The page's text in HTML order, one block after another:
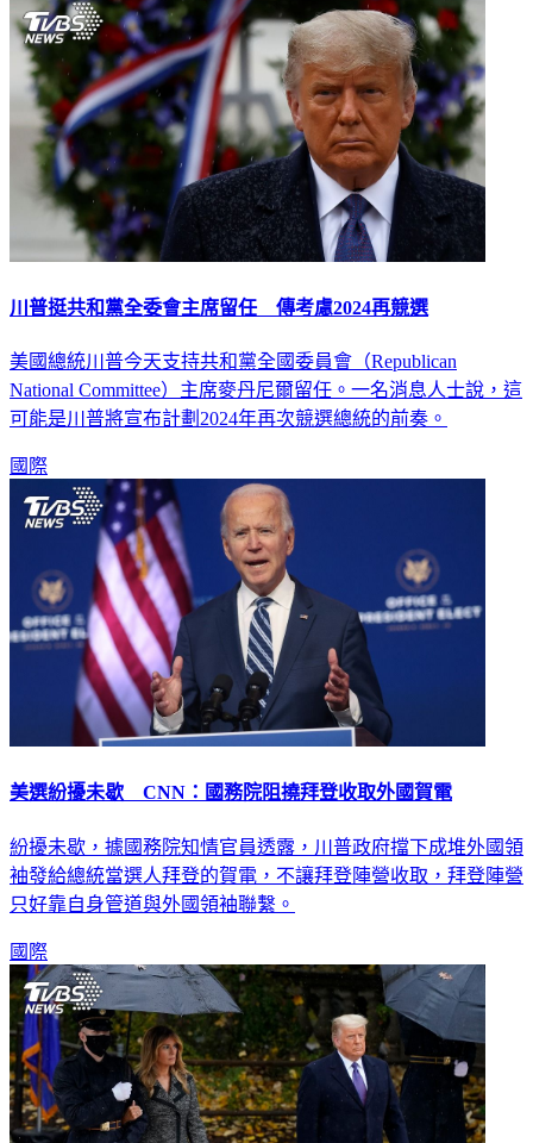
川普挺共和黨全委會主席留任 傳考慮2024再競選
美國總統川普今天支持共和黨全國委員會（Republican
National Committee）主席麥丹尼爾留任。一名消息人士說，這
可能是川普將宣布計劃2024年再次競選總統的前奏。
國際
美選紛擾未歇 CNN：國務院阻撓拜登收取外國賀電
紛擾未歇，據國務院知情官員透露，川普政府擋下成堆外國領
袖發給總統當選人拜登的賀電，不讓拜登陣營收取，拜登陣營
只好靠自身管道與外國領袖聯繫。
國際